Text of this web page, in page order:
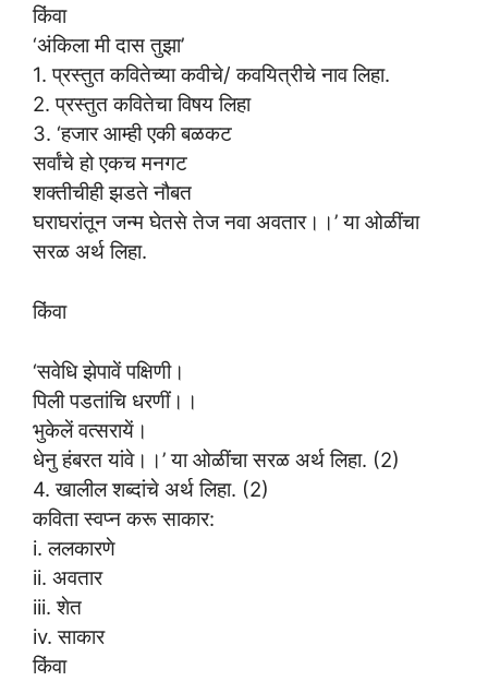
किंवा
‘अंकिला मी दास तुझा’
1. प्रस्तुत कवितेच्या कवीचे/ कवयित्रीचे नाव लिहा.
2. प्रस्तुत कवितेचा विषय लिहा
3. ‘हजार आम्ही एकी बळकट
सर्वांचे हो एकच मनगट
शक्तीचीही झडते नौबत
घराघरांतून जन्म घेतसे तेज नवा अवतार।।’ या ओळींचा
सरळ अर्थ लिहा.
किंवा
‘सवेधि झेपावें पक्षिणी।
पिली पडतांचि धरणीं।।
भुकेलें वत्सरायें।
धेनु हंबरत यांवे।।’ या ओळींचा सरळ अर्थ लिहा. (2)
4. खालील शब्दांचे अर्थ लिहा. (2)
कविता स्वप्न करू साकार:
i. ललकारणे
ii. अवतार
iii. शेत
iv. साकार
किंवा